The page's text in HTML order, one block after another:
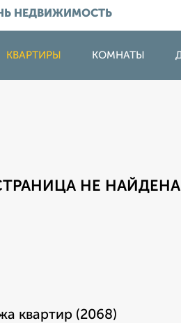
НЕДВИЖИМОСТЬ
КВАРТИРЫ КОМНАТЫ
НЕ
квартир (2068)